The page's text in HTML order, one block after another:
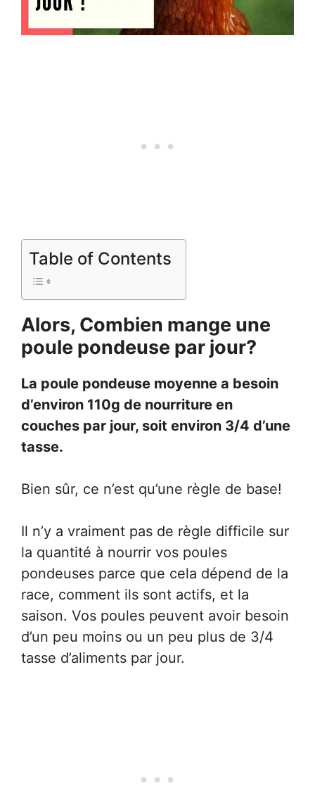
Table of Contents
Alors, Combien mange une
poule pondeuse par jour?
La poule pondeuse moyenne a besoin
d’environ 110g de nourriture en
couches par jour, soit environ 3/4 d’une
tasse.
Bien sûr, ce n’est qu’une règle de base!
Il n’y a vraiment pas de règle difficile sur
la quantité à nourrir vos poules
pondeuses parce que cela dépend de la
race, comment ils sont actifs, et la
saison. Vos poules peuvent avoir besoin
d’un peu moins ou un peu plus de 3/4
tasse d’aliments par jour.